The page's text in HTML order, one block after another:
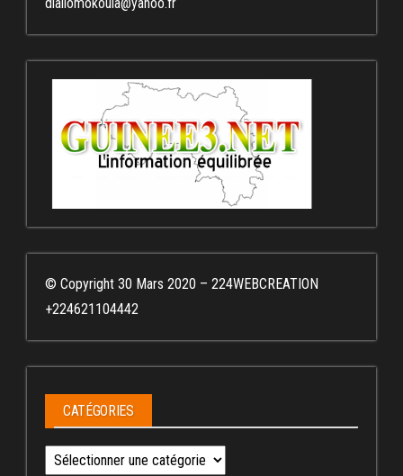
© Copyright 30 Mars 2020 – 224WEBCREATION
+224621104442
CATÉGORIES
Catégories